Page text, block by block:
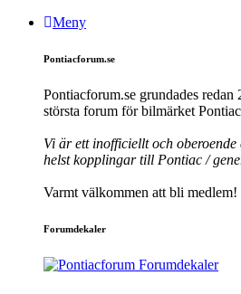
Meny
Pontiacforum.se
Pontiacforum.se grundades redan
största forum för bilmärket
Vi är ett inofficiellt och
helst kopplingar till Pontiac /
Varmt välkommen att bli medlem!
Forumdekaler